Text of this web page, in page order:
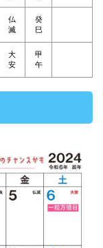
仏
滅
癸
巳
大
安
甲
午